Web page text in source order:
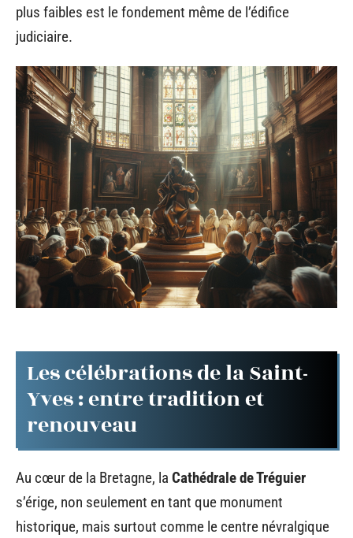
plus faibles est le fondement même de l’édifice
judiciaire.
Les célébrations de la Saint-
Yves : entre tradition et
renouveau
Au cœur de la Bretagne, la Cathédrale de Tréguier
s’érige, non seulement en tant que monument
historique, mais surtout comme le centre névralgique